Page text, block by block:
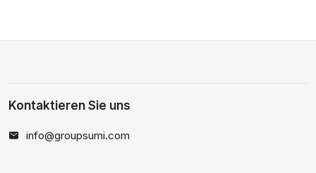
Kontaktieren Sie uns
info@groupsumi.com